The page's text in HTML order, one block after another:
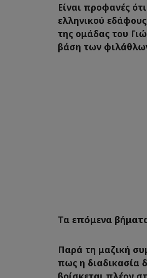
Είναι προφανές
ελληνικού
της ομάδας του
βάση των
Τα επόμενα
Παρά τη μαζική
πως η διαδικασία